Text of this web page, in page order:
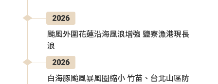
2026
颱風外圍花蓮沿海風浪增強 鹽寮漁港現長
浪
2026
白海豚颱風暴風圈縮小 竹苗、台北山區防